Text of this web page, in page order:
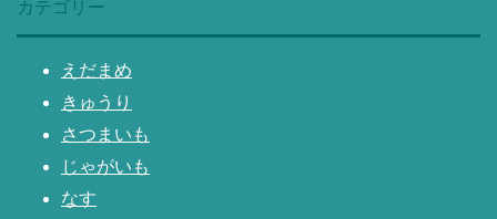
カテゴリー
えだまめ
きゅうり
さつまいも
じゃがいも
なす